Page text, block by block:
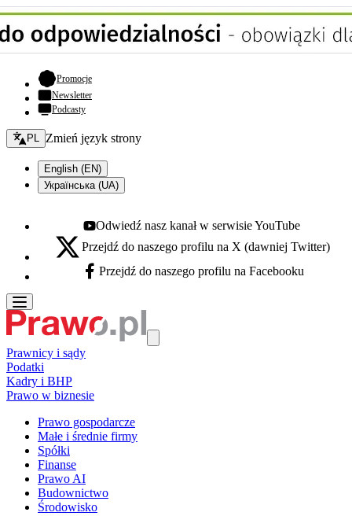
Promocje- otwiera się w nowej karcie
Newsletter
Podcasty
Zmień język - bieżący:
PL Zmień język strony
English (EN)
Українська (UA)
Youtube - otwiera się w nowej karcie
Odwiedź nasz kanał w serwisie YouTube
X - otwiera się w nowej karcie
Przejdź do naszego profilu na X (dawniej Twitter)
Facebook - otwiera się w nowej karcie
Przejdź do naszego profilu na Facebooku
Prawnicy i sądy
Podatki
Kadry i BHP
Prawo w biznesie
Prawo gospodarcze
Małe i średnie firmy
Spółki
Finanse
Prawo AI
Budownictwo
Środowisko